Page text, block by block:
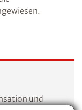
und